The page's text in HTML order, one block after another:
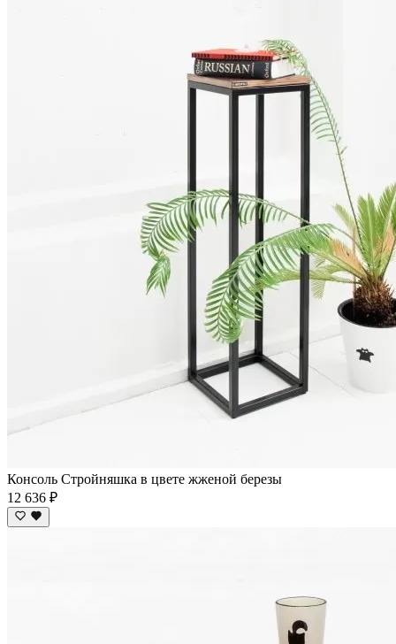
Консоль Стройняшка в цвете жженой березы
12 636 ₽